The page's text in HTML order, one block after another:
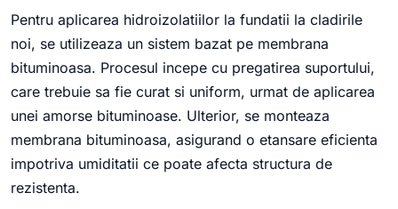
Pentru aplicarea hidroizolatiilor la fundatii la cladirile
noi, se utilizeaza un sistem bazat pe membrana
bituminoasa. Procesul incepe cu pregatirea suportului,
care trebuie sa fie curat si uniform, urmat de aplicarea
unei amorse bituminoase. Ulterior, se monteaza
membrana bituminoasa, asigurand o etansare eficienta
impotriva umiditatii ce poate afecta structura de
rezistenta.